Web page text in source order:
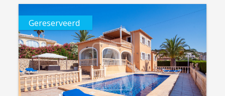
Gereserveerd